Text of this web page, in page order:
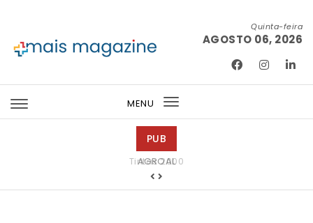
Quinta-feira
AGOSTO 06, 2026
MENU
Toggle
PUB
Tintas 2000